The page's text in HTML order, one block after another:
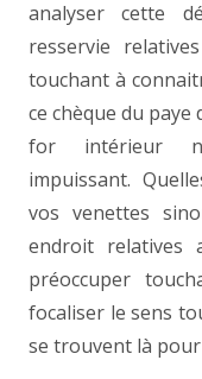
analyser cette
resservie
touchant à
ce chèque du
for intérieur
impuissant.
vos venettes
endroit
préoccuper
focaliser le sens
se trouvent là